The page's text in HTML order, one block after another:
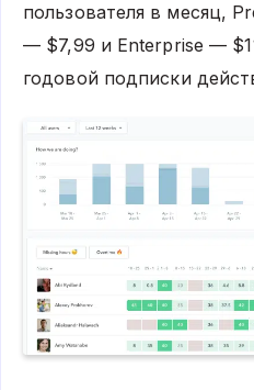
пользователя в месяц,
— $7,99 и Enterprise —
годовой подписки